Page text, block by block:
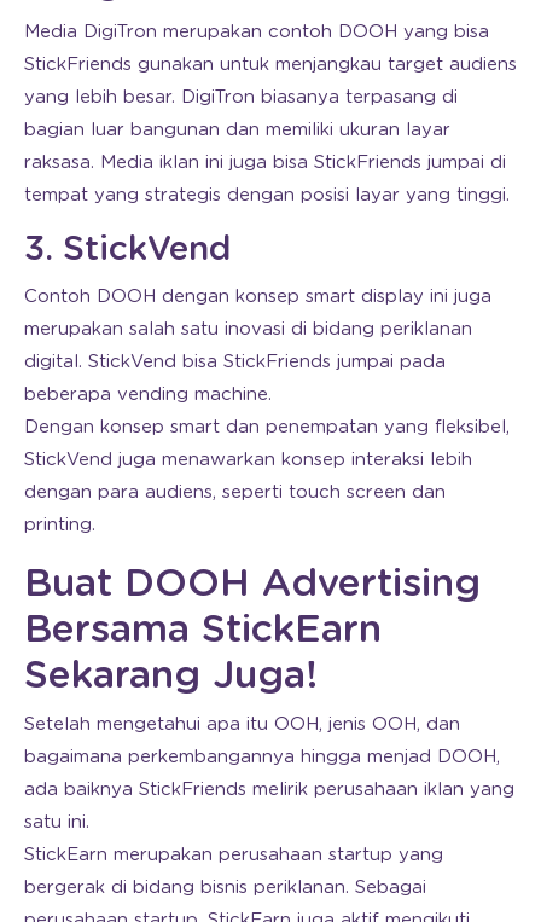
Media DigiTron merupakan contoh DOOH yang bisa
StickFriends gunakan untuk menjangkau target audiens
yang lebih besar. DigiTron biasanya terpasang di
bagian luar bangunan dan memiliki ukuran layar
raksasa. Media iklan ini juga bisa StickFriends jumpai di
tempat yang strategis dengan posisi layar yang tinggi.
3. StickVend
Contoh DOOH dengan konsep smart display ini juga
merupakan salah satu inovasi di bidang periklanan
digital. StickVend bisa StickFriends jumpai pada
beberapa vending machine.
Dengan konsep smart dan penempatan yang fleksibel,
StickVend juga menawarkan konsep interaksi lebih
dengan para audiens, seperti touch screen dan
printing.
Buat DOOH Advertising
Bersama StickEarn
Sekarang Juga!
Setelah mengetahui apa itu OOH, jenis OOH, dan
bagaimana perkembangannya hingga menjad DOOH,
ada baiknya StickFriends melirik perusahaan iklan yang
satu ini.
StickEarn merupakan perusahaan startup yang
bergerak di bidang bisnis periklanan. Sebagai